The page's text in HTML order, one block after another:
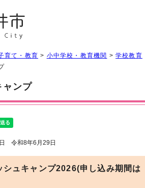
育て・教育 > 小中学校・教育機関 >学校教育
ャンプ
令和8年6月29日
シュキャンプ2026(申し込み期間は